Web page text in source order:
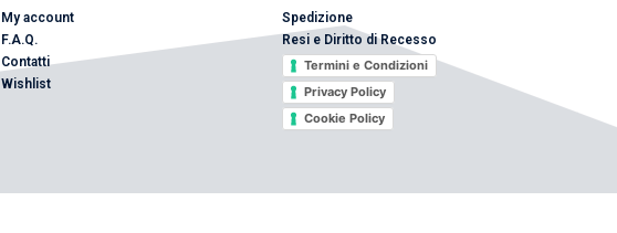
My account
F.A.Q.
Contatti
Wishlist
Spedizione
Resi e Diritto di Recesso
Termini e Condizioni
Privacy Policy
Cookie Policy